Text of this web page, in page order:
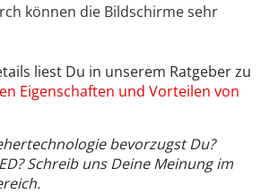
können die Bildschirme sehr
liest Du in unserem Ratgeber zu
Eigenschaften und Vorteilen von
bevorzugst Du?
Schreib uns Deine Meinung im